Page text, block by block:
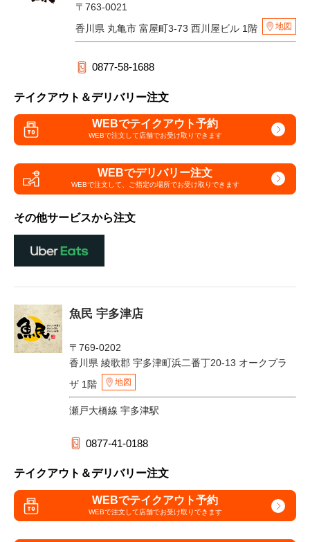
〒763-0021
香川県 丸亀市 富屋町3-73 西川屋ビル 1階
地図
0877-58-1688
テイクアウト＆デリバリー注文
WEBでテイクアウト予約
WEBで注文して店舗でお受け取りできます
WEBでデリバリー注文
WEBで注文して、 ご指定の場所でお受け取りできます
その他サービスから注文
魚民 宇多津店
〒769-0202
香川県 綾歌郡 宇多津町浜二番丁20-13 オークプラ
ザ 1階
地図
瀬戸大橋線 宇多津駅
0877-41-0188
テイクアウト＆デリバリー注文
WEBでテイクアウト予約
WEBで注文して店舗でお受け取りできます